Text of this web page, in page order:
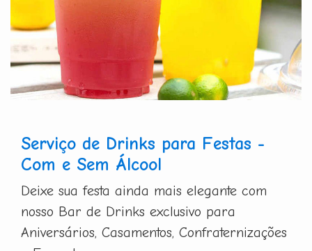
Serviço de Drinks para Festas -
Com e Sem Álcool
Deixe sua festa ainda mais elegante com
nosso Bar de Drinks exclusivo para
Aniversários, Casamentos, Confraternizações